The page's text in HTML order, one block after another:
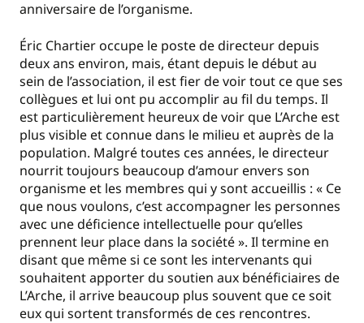
anniversaire de l’organisme.
Éric Chartier occupe le poste de directeur depuis
deux ans environ, mais, étant depuis le début au
sein de l’association, il est fier de voir tout ce que ses
collègues et lui ont pu accomplir au fil du temps. Il
est particulièrement heureux de voir que L’Arche est
plus visible et connue dans le milieu et auprès de la
population. Malgré toutes ces années, le directeur
nourrit toujours beaucoup d’amour envers son
organisme et les membres qui y sont accueillis : « Ce
que nous voulons, c’est accompagner les personnes
avec une déficience intellectuelle pour qu’elles
prennent leur place dans la société ». Il termine en
disant que même si ce sont les intervenants qui
souhaitent apporter du soutien aux bénéficiaires de
L’Arche, il arrive beaucoup plus souvent que ce soit
eux qui sortent transformés de ces rencontres.